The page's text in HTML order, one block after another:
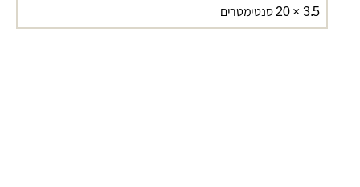
3.5 × 20 סנטימטרים